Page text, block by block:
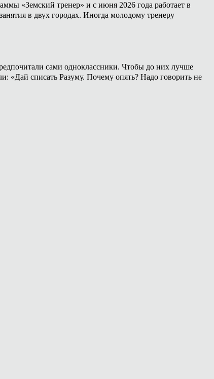
«Земский тренер» и с июня 2026 года работает в
в двух городах. Иногда молодому тренеру
сами одноклассники. Чтобы до них лучше
«Дай списать Разуму. Почему опять? Надо говорить не